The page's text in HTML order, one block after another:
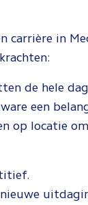
carrière in
de hele
een
op locatie